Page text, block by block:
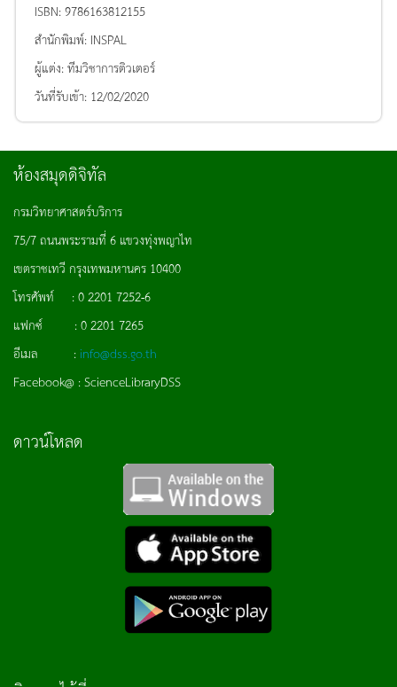
ISBN:9786163812155
สำนักพิมพ์: INSPAL
ผู้แต่ง:ทีมวิชาการติวเตอร์
วันที่รับเข้า: 12/02/2020
ห้องสมุดดิจิทัล
กรมวิทยาศาสตร์บริการ
75/7 ถนนพระรามที่ 6 แขวงทุ่งพญาไท
เขตราชเทวี กรุงเทพมหานคร 10400
โทรศัพท์ : 0 2201 7252-6
แฟกซ์ : 0 2201 7265
อีเมล : info@dss.go.th
Facebook@ : ScienceLibraryDSS
ดาวน์โหลด